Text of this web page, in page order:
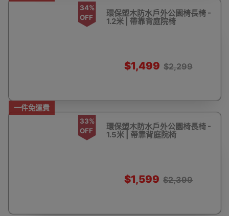
34%
OFF
環保塑木防水戶外公園椅長椅 -
1.2米 | 帶靠背庭院椅
$1,499 $2,299
一件免運費
33%
OFF
環保塑木防水戶外公園椅長椅 -
1.5米 | 帶靠背庭院椅
$1,599 $2,399